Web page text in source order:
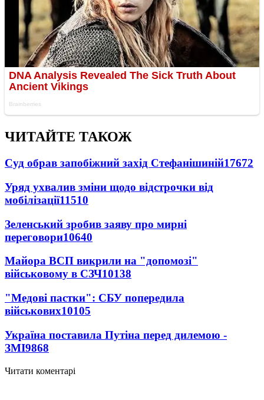
ЧИТАЙТЕ ТАКОЖ
Суд обрав запобіжний захід Стефанішиній17672
Уряд ухвалив зміни щодо відстрочки від
мобілізації11510
Зеленський зробив заяву про мирні
переговори10640
Майора ВСП викрили на "допомозі"
військовому в СЗЧ10138
"Медові пастки": СБУ попередила
військових10105
Україна поставила Путіна перед дилемою -
ЗМІ9868
Читати коментарі